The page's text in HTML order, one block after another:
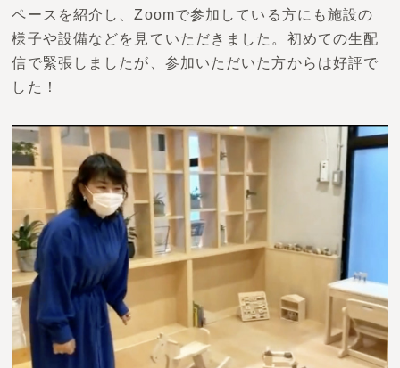
ペースを紹介し、Zoomで参加している方にも施設の
様子や設備などを見ていただきました。初めての生配
信で緊張しましたが、参加いただいた方からは好評で
した！